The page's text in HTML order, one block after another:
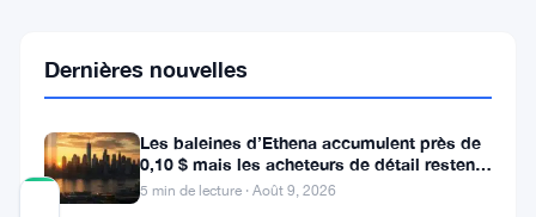
tribalisme
COMMUNITY
Dernières nouvelles
Les baleines d’Ethena accumulent près de
0,10 $ mais les acheteurs de détail restent
à l’écart
5 min de lecture · Août 9, 2026